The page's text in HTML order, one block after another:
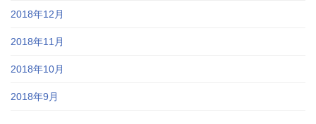
2018年12月
2018年11月
2018年10月
2018年9月